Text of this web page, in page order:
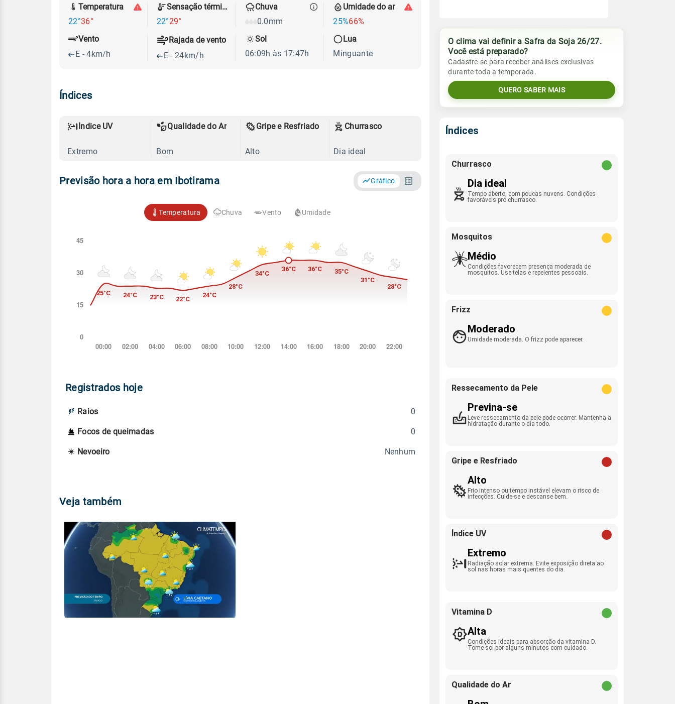
Temperatura
22°36°
Sensação térmica
22°29°
Chuva
0.0mm
Umidade do ar
25%66%
Vento
E - 4km/h
Rajada de vento
E - 24km/h
Sol
06:09h às 17:47h
Lua
Minguante
Índices
Índice UV
Extremo
Qualidade do Ar
Bom
Gripe e Resfriado
Alto
Churrasco
Dia ideal
Previsão hora a hora em Ibotirama Gráfico
Temperatura Chuva Vento Umidade
Registrados hoje
Raios 0
Focos de queimadas 0
Nevoeiro Nenhum
Veja também
O clima vai definir a Safra da Soja 26/27.
Você está preparado?
Cadastre-se para receber análises exclusivas
durante toda a temporada.
QUERO SABER MAIS
Índices
Churrasco
Dia ideal
Tempo aberto, com poucas nuvens. Condições
favoráveis pro churrasco.
Mosquitos
Médio
Condições favorecem presença moderada de
mosquitos. Use telas e repelentes pessoais.
Frizz
Moderado
Umidade moderada. O frizz pode aparecer.
Ressecamento da Pele
Previna-se
Leve ressecamento da pele pode ocorrer. Mantenha a
hidratação durante o dia todo.
Gripe e Resfriado
Alto
Frio intenso ou tempo instável elevam o risco de
infecções. Cuide-se e descanse bem.
Índice UV
Extremo
Radiação solar extrema. Evite exposição direta ao
sol nas horas mais quentes do dia.
Vitamina D
Alta
Condições ideais para absorção da vitamina D.
Tome sol por alguns minutos com cuidado.
Qualidade do Ar